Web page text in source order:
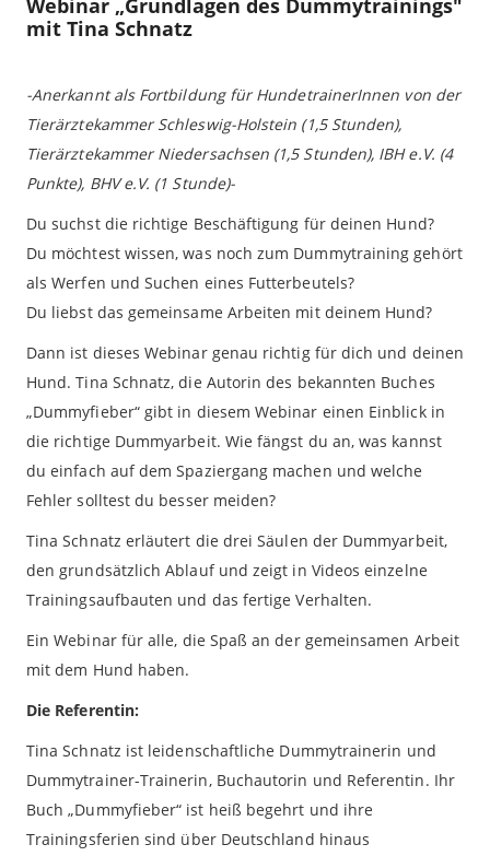
mit Tina Schnatz
-Anerkannt als Fortbildung für HundetrainerInnen von der
Tierärztekammer Schleswig-Holstein (1,5 Stunden),
Tierärztekammer Niedersachsen (1,5 Stunden), IBH e.V. (4
Punkte), BHV e.V. (1 Stunde)-
Du suchst die richtige Beschäftigung für deinen Hund?
Du möchtest wissen, was noch zum Dummytraining gehört
als Werfen und Suchen eines Futterbeutels?
Du liebst das gemeinsame Arbeiten mit deinem Hund?
Dann ist dieses Webinar genau richtig für dich und deinen
Hund. Tina Schnatz, die Autorin des bekannten Buches
„Dummyfieber“ gibt in diesem Webinar einen Einblick in
die richtige Dummyarbeit. Wie fängst du an, was kannst
du einfach auf dem Spaziergang machen und welche
Fehler solltest du besser meiden?
Tina Schnatz erläutert die drei Säulen der Dummyarbeit,
den grundsätzlich Ablauf und zeigt in Videos einzelne
Trainingsaufbauten und das fertige Verhalten.
Ein Webinar für alle, die Spaß an der gemeinsamen Arbeit
mit dem Hund haben.
Die Referentin:
Tina Schnatz ist leidenschaftliche Dummytrainerin und
Dummytrainer-Trainerin, Buchautorin und Referentin. Ihr
Buch „Dummyfieber“ ist heiß begehrt und ihre
Trainingsferien sind über Deutschland hinaus